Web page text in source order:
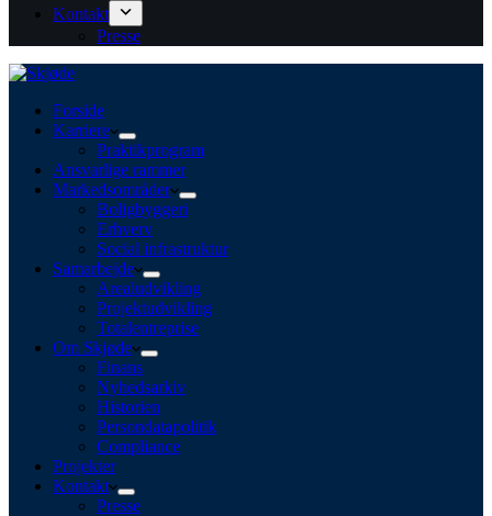
Kontakt
Presse
Forside
Karriere
Praktikprogram
Ansvarlige rammer
Markedsområder
Boligbyggeri
Erhverv
Social infrastruktur
Samarbejde
Arealudvikling
Projektudvikling
Totalentreprise
Om Skjøde
Finans
Nyhedsarkiv
Historien
Persondatapolitik
Compliance
Projekter
Kontakt
Presse